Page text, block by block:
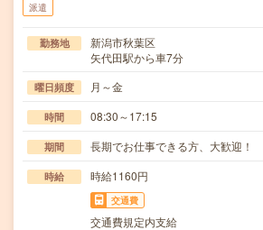
派遣
勤務地
新潟市秋葉区
矢代田駅から車7分
曜日頻度 月～金
時間 08:30～17:15
期間 長期でお仕事できる方、大歓迎！
時給 時給1160円
交通費
交通費規定内支給